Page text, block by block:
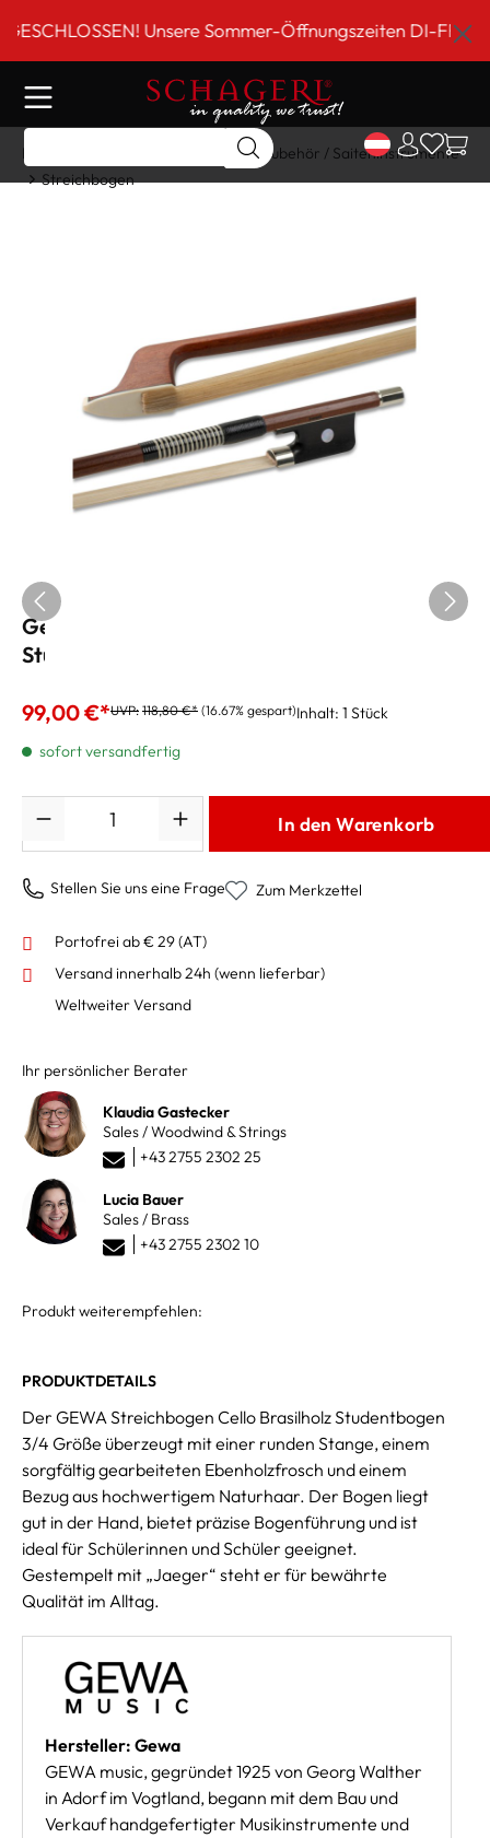
springenUnsere Sommer-Öffnungszeiten DI-FR 9 bis
Home Gitarre/Strings
Zubehör / Saiteninstrumente
Streichbogen
Gewa Streichbogen Cello Brasilholz
Studentbogen 3/4 Größe
99,00 €*UVP: 118,80 €* (16.67% gespart)Inhalt: 1 Stück
sofort versandfertig
In den Warenkorb
Stellen Sie uns eine Frage Zum Merkzettel
Portofrei ab € 29 (AT)
Versand innerhalb 24h (wenn lieferbar)
Weltweiter Versand
Ihr persönlicher Berater
Klaudia Gastecker
Sales / Woodwind & Strings
+43 2755 2302 25
Lucia Bauer
Sales / Brass
+43 2755 2302 10
Produkt weiterempfehlen:
PRODUKTDETAILS
Der GEWA Streichbogen Cello Brasilholz Studentbogen
3/4 Größe überzeugt mit einer runden Stange, einem
sorgfältig gearbeiteten Ebenholzfrosch und einem
Bezug aus hochwertigem Naturhaar. Der Bogen liegt
gut in der Hand, bietet präzise Bogenführung und ist
ideal für Schülerinnen und Schüler geeignet.
Gestempelt mit „Jaeger“ steht er für bewährte
Qualität im Alltag.
Hersteller: Gewa
GEWA music, gegründet 1925 von Georg Walther
in Adorf im Vogtland, begann mit dem Bau und
Verkauf handgefertigter Musikinstrumente und